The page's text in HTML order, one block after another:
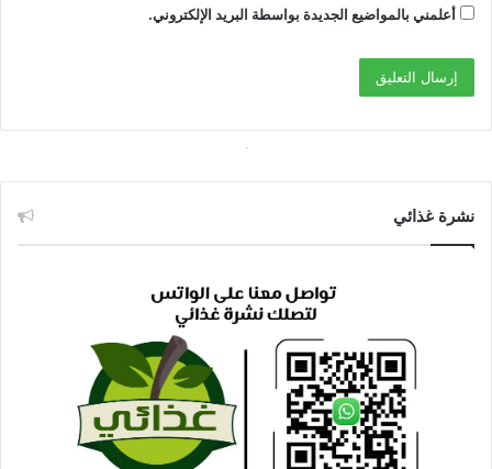
أعلمني بالمواضيع الجديدة بواسطة البريد الإلكتروني.
نشرة غذائي